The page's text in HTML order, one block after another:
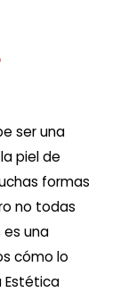
ser una
piel de
formas
no todas
es una
cómo lo
Estética